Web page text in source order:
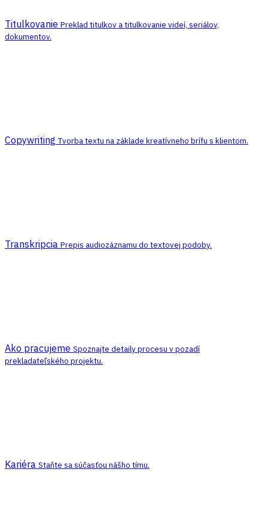
Titulkovanie Preklad titulkov a titulkovanie videí, seriálov,
dokumentov.
Copywriting Tvorba textu na základe kreatívneho brífu s klientom.
Transkripcia Prepis audiozáznamu do textovej podoby.
Ako pracujeme Spoznajte detaily procesu v pozadí
prekladateľského projektu.
Kariéra Staňte sa súčasťou nášho tímu.